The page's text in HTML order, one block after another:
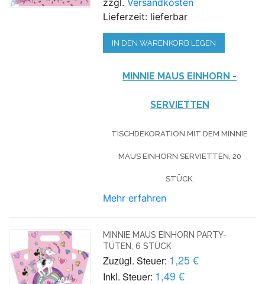
Lieferzeit: lieferbar
IN DEN WARENKORB LEGEN
MINNIE MAUS EINHORN -
SERVIETTEN
TISCHDEKORATION MIT DEM MINNIE
MAUS EINHORN SERVIETTEN, 20
STÜCK.
Mehr erfahren
MINNIE MAUS EINHORN PARTY-
TÜTEN, 6 STÜCK
Zuzügl. Steuer: 1,25 €
Inkl. Steuer: 1,49 €